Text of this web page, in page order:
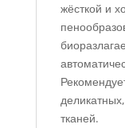
жёсткой и
тканей.